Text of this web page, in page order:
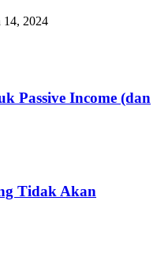
14, 2024
Passive Income (dan
Tidak Akan